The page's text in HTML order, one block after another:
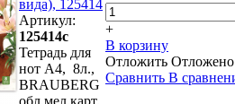
вида), 125414
Артикул:
125414с
Тетрадь для
нот А4, 8л.,
BRAUBERG
обл.мел.карт.
+
В корзину
Отложить Отложено
Сравнить В